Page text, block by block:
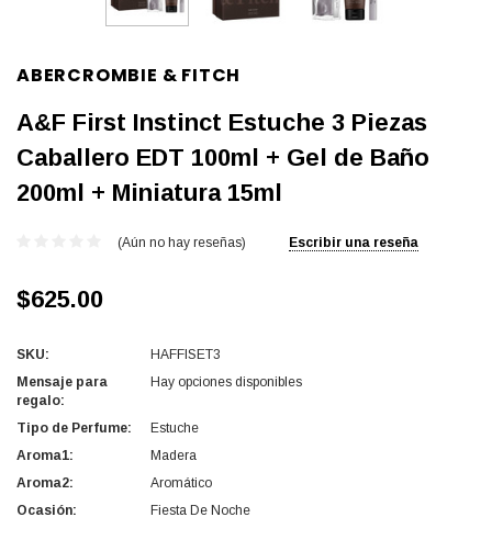
ABERCROMBIE & FITCH
A&F First Instinct Estuche 3 Piezas
Caballero EDT 100ml + Gel de Baño
200ml + Miniatura 15ml
(Aún no hay reseñas) Escribir una reseña
$625.00
SKU:
HAFFISET3
Mensaje para
regalo:
Hay opciones disponibles
Tipo de Perfume:
Estuche
Aroma1:
Madera
Aroma2:
Aromático
Ocasión:
Fiesta De Noche